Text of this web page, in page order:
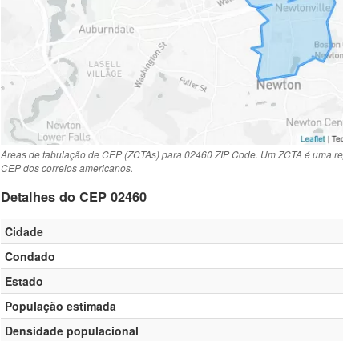
Áreas de tabulação de CEP (ZCTAs) para 02460 ZIP Code. Um ZCTA é
CEP dos correios americanos.
Detalhes do CEP 02460
Cidade
Condado
Estado
População estimada
Densidade populacional